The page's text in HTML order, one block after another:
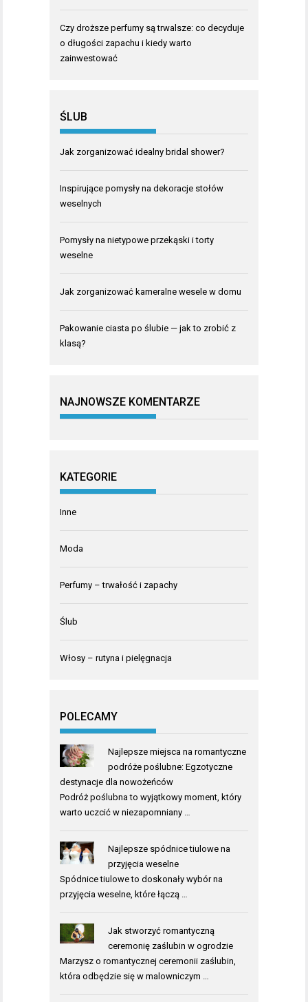
Czy droższe perfumy są trwalsze: co decyduje
o długości zapachu i kiedy warto
zainwestować
ŚLUB
Jak zorganizować idealny bridal shower?
Inspirujące pomysły na dekoracje stołów
weselnych
Pomysły na nietypowe przekąski i torty
weselne
Jak zorganizować kameralne wesele w domu
Pakowanie ciasta po ślubie — jak to zrobić z
klasą?
NAJNOWSZE KOMENTARZE
KATEGORIE
Inne
Moda
Perfumy – trwałość i zapachy
Ślub
Włosy – rutyna i pielęgnacja
POLECAMY
Najlepsze miejsca na romantyczne
podróże poślubne: Egzotyczne
destynacje dla nowożeńców
Podróż poślubna to wyjątkowy moment, który
warto uczcić w niezapomniany …
Najlepsze spódnice tiulowe na
przyjęcia weselne
Spódnice tiulowe to doskonały wybór na
przyjęcia weselne, które łączą …
Jak stworzyć romantyczną
ceremonię zaślubin w ogrodzie
Marzysz o romantycznej ceremonii zaślubin,
która odbędzie się w malowniczym …